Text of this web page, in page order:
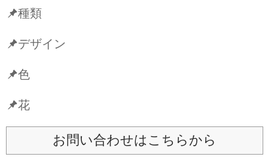
種類
デザイン
色
花
お問い合わせはこちらから